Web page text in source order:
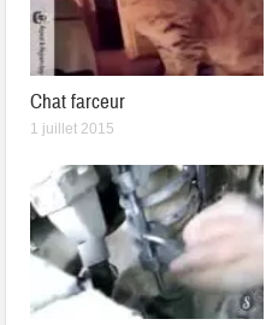
Chat farceur
1 juillet 2015